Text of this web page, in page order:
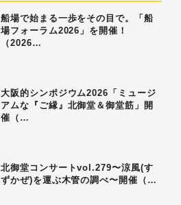
船場で始まる一歩をその目で。「船
場フォーラム2026」を開催！
（2026…
大阪的シンポジウム2026「ミュージ
アムな『ご縁』北御堂＆御堂筋」開
催（…
北御堂コンサートvol.279〜涼風(す
ずかぜ)を運ぶ木管の調べ〜開催（…